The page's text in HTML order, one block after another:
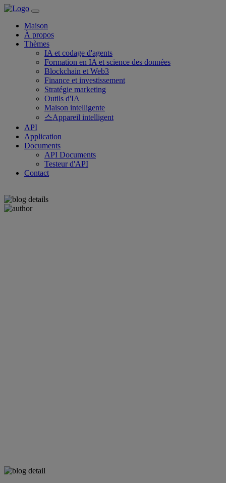
Maison
À propos
Thèmes
IA et codage d'agents
Formation en IA et science des données
Blockchain et Web3
Finance et investissement
Stratégie marketing
Outils d'IA
Maison intelligente
스Appareil intelligent
API
Application
Documents
API Documents
Testeur d'API
Contact